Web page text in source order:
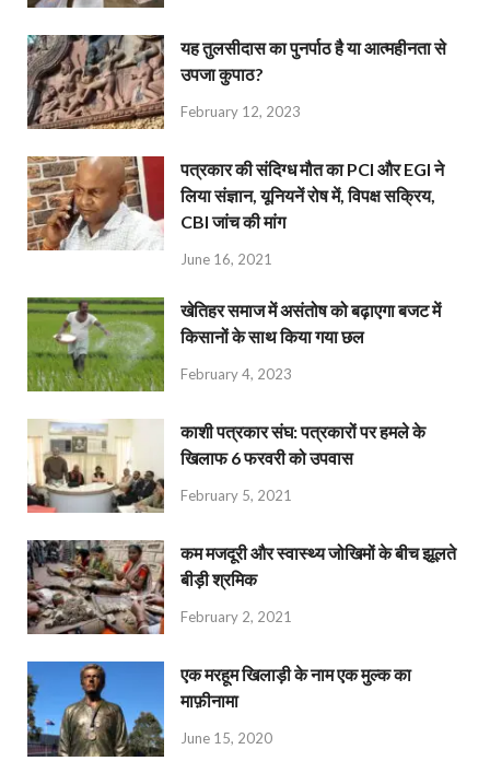
यह तुलसीदास का पुनर्पाठ है या आत्महीनता से
उपजा कुपाठ?
February 12, 2023
पत्रकार की संदिग्ध मौत का PCI और EGI ने
लिया संज्ञान, यूनियनें रोष में, विपक्ष सक्रिय,
CBI जांच की मांग
June 16, 2021
खेतिहर समाज में असंतोष को बढ़ाएगा बजट में
किसानों के साथ किया गया छल
February 4, 2023
काशी पत्रकार संघ: पत्रकारों पर हमले के
खिलाफ 6 फरवरी को उपवास
February 5, 2021
कम मजदूरी और स्वास्थ्य जोखिमों के बीच झूलते
बीड़ी श्रमिक
February 2, 2021
एक मरहूम खिलाड़ी के नाम एक मुल्क का
माफ़ीनामा
June 15, 2020